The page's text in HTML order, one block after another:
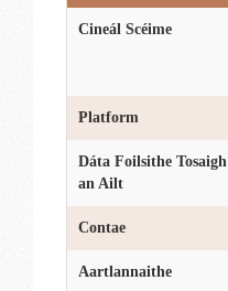
Cineál Scéime
Platform
Dáta Foilsithe Tosaigh
an Ailt
Contae
Aartlannaithe